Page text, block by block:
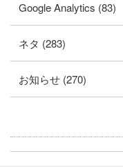
Google Analytics (83)
ネタ (283)
お知らせ (270)